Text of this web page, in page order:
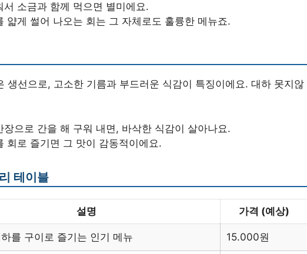
서 소금과 함께 먹으면 별미에요.
얇게 썰어 나오는 회는 그 자체로도 훌륭한 메뉴죠.
생선으로, 고소한 기름과 부드러운 식감이 특징이에요. 대하 못지않
장으로 간을 해 구워 내면, 바삭한 식감이 살아나요.
회로 즐기면 그 맛이 감동적이에요.
테이블
설명 가격 (예상)
를 구이로 즐기는 인기 메뉴 15.000원